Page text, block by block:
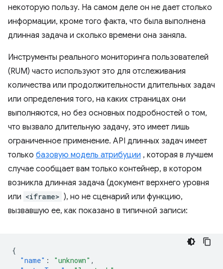
некоторую пользу. На самом деле он не дает столько
информации, кроме того факта, что была выполнена
длинная задача и сколько времени она заняла.
Инструменты реального мониторинга пользователей
(RUM) часто используют это для отслеживания
количества или продолжительности длительных задач
или определения того, на каких страницах они
выполняются, но без основных подробностей о том,
что вызвало длительную задачу, это имеет лишь
ограниченное применение. API длинных задач имеет
только базовую модель атрибуции , которая в лучшем
случае сообщает вам только контейнер, в котором
возникла длинная задача (документ верхнего уровня
или <iframe> ), но не сценарий или функцию,
вызвавшую ее, как показано в типичной записи:
{
"name" : "unknown" ,